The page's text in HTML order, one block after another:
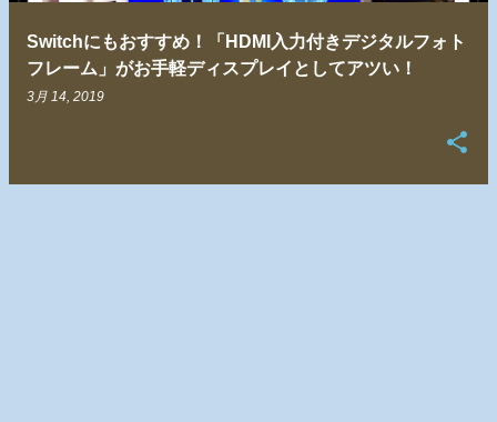
Switchにもおすすめ！「HDMI入力付きデジタルフォト
フレーム」がお手軽ディスプレイとしてアツい！
3月 14, 2019